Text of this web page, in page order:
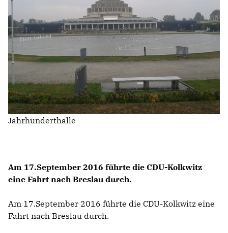
VIDEOS
Mitglied werden
LINKS
Am 17.September 2016 führte die CDU-Kolkwitz
eine Fahrt nach Breslau durch.
Am 17.September 2016 führte die CDU-Kolkwitz eine
Fahrt nach Breslau durch.
Jahrhunderthalle